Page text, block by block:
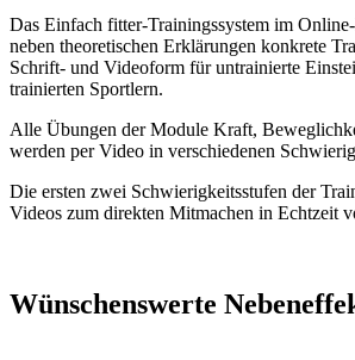
Das Einfach fitter-Trainingssystem im
neben theoretischen Erklärungen konkrete
Schrift- und Videoform für untrainierte
trainierten Sportlern.
Alle Übungen der Module Kraft,
werden per Video in verschiedenen
Die ersten zwei Schwierigkeitsstufen der
Videos zum direkten Mitmachen in Echtzeit
Wünschenswerte